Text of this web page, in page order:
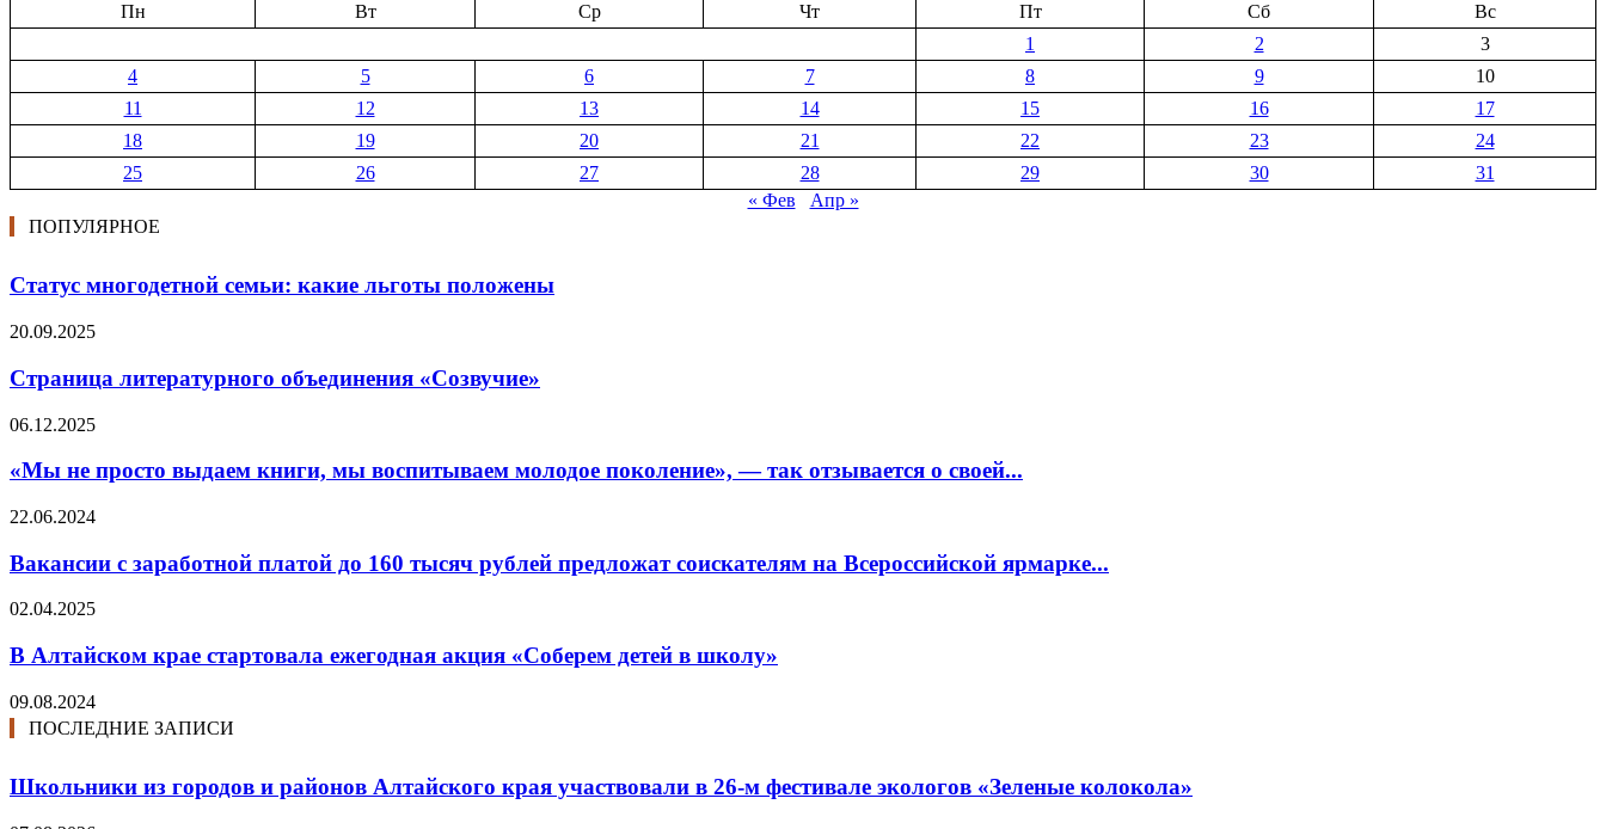
Пн
Вт Ср Чт Пт Сб
Вс
1
2
3
4
5 6 7 8 9
10
11
12 13 14 15 16
17
18
19 20 21 22 23
24
25
26 27 28 29 30
31
« Фев
Апр »
ПОПУЛЯРНОЕ
Статус многодетной семьи: какие льготы положены
20.09.2025
Страница литературного объединения «Созвучие»
06.12.2025
«Мы не просто выдаем книги, мы воспитываем молодое поколение», — так отзывается о своей...
22.06.2024
Вакансии с заработной платой до 160 тысяч рублей предложат соискателям на Всероссийской ярмарке...
02.04.2025
В Алтайском крае стартовала ежегодная акция «Соберем детей в школу»
09.08.2024
ПОСЛЕДНИЕ ЗАПИСИ
Школьники из городов и районов Алтайского края участвовали в 26-м фестивале экологов «Зеленые колокола»